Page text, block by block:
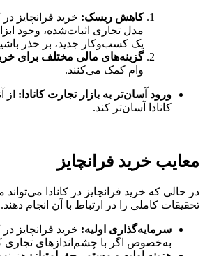
کاهش ریسک: خرید فرانچایز
مدل تجاری اثبات‌شده، وجود
یک کسب‌وکار جدید، بر حذر
گزینه‌های مالی مختلف برای
وام کمک می‌کنند.
ورود آسان‌تر به بازار تجارت کانادا:
کانادا آسان‌تر کند.
معایب خرید فرانچایز
در حالی که خرید فرانچایز در کانادا
تحقیقات کاملی را در ارتباط با آن انجام
سرمایه‌گذاری اولیه: خرید فرانچایز
به‌خصوص اگر با چشم‌اندازهای تجاری